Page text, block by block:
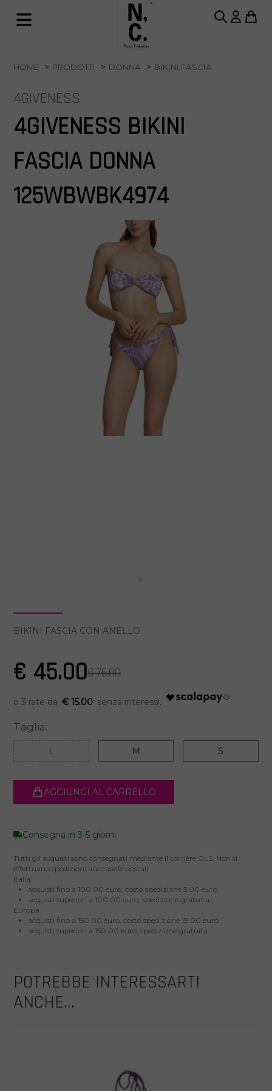
HOME PRODOTTI DONNA BIKINI FASCIA
4GIVENESS
4GIVENESS BIKINI
FASCIA DONNA
125WBWBK4974
BIKINI FASCIA CON ANELLO
€ 45.00€ 75.00
€ 15.00
Taglia:
M S
AGGIUNGI AL CARRELLO
Consegna in 3-5 giorni.
Tutti gli acquisti sono consegnati mediante il corriere GLS. Non si
effettuano spedizioni alle caselle postali.
Italia:
acquisti fino a 100.00 euro, costo spedizione 5.00 euro.
acquisti superiori a 100.00 euro, spedizione gratuita.
Europa:
acquisti fino a 150.00 euro, costo spedizione 19.00 euro.
acquisti superiori a 150.00 euro, spedizione gratuita.
POTREBBE INTERESSARTI
ANCHE...